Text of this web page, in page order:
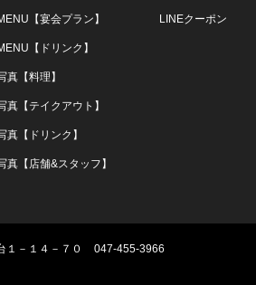
【宴会プラン】
【ドリンク】
真【料理】
真【テイクアウト】
真【ドリンク】
真【店舗&スタッフ】
LINEクーポン
１－１４－７０ 047-455-3966